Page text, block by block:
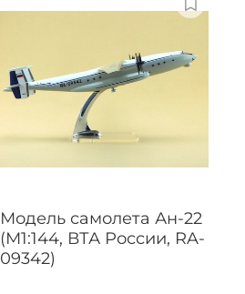
Модель самолета Ан-22
(М1:144, ВТА России, RA-
09342)